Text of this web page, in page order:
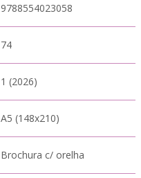
9788554023058
74
1 (2026)
A5 (148x210)
Brochura c/ orelha